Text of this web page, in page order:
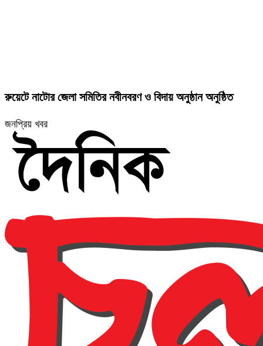
রুয়েটে নাটোর জেলা সমিতির নবীনবরণ ও বিদায় অনুষ্ঠান অনুষ্ঠিত
জনপ্রিয় খবর